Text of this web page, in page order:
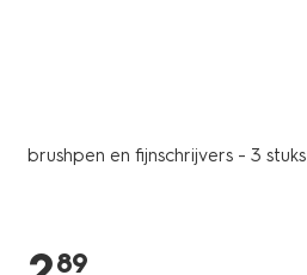
brushpen en fijnschrijvers - 3 stuks
89